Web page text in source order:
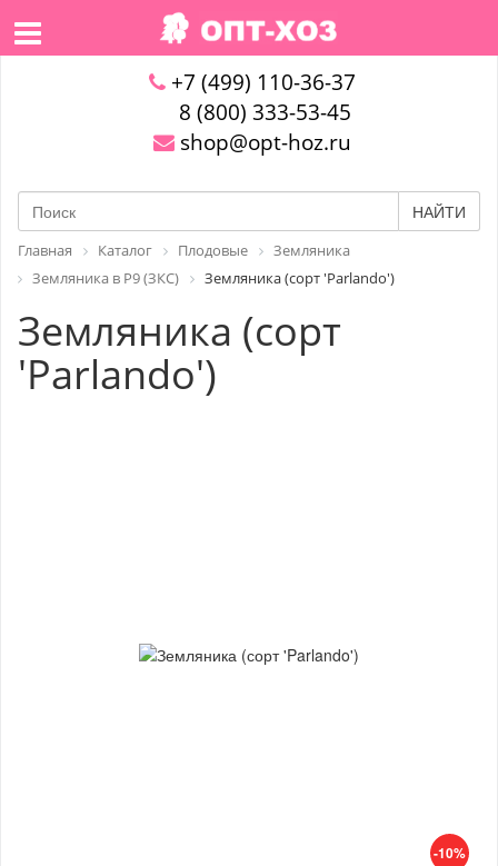
+7 (499) 110-36-37
8 (800) 333-53-45
shop@opt-hoz.ru
НАЙТИ
Главная Каталог Плодовые
Земляника
Земляника в P9 (ЗКС)
Земляника (сорт 'Parlando')
Земляника (сорт
'Parlando')
-10%